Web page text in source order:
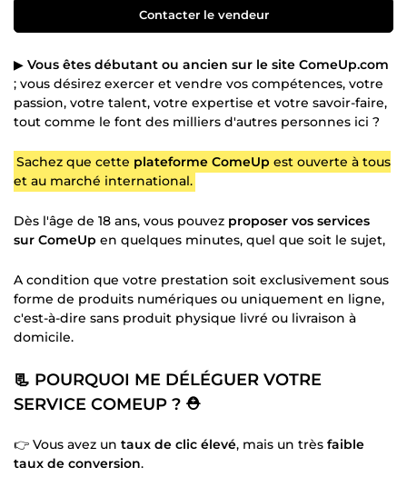
Contacter le vendeur
▶ Vous êtes débutant ou ancien sur le site ComeUp.com
; vous désirez exercer et vendre vos compétences, votre
passion, votre talent, votre expertise et votre savoir-faire,
tout comme le font des milliers d'autres personnes ici ?
Sachez que cette plateforme ComeUp est ouverte à tous
et au marché international.
Dès l'âge de 18 ans, vous pouvez proposer vos services
sur ComeUp en quelques minutes, quel que soit le sujet,
A condition que votre prestation soit exclusivement sous
forme de produits numériques ou uniquement en ligne,
c'est-à-dire sans produit physique livré ou livraison à
domicile.
📃 POURQUOI ME DÉLÉGUER VOTRE
SERVICE COMEUP ? ⛑️
👉 Vous avez un taux de clic élevé, mais un très faible
taux de conversion.